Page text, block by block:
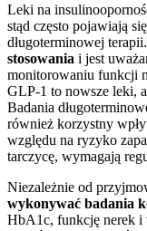
Leki na
stąd często pojawiają
długoterminowej terapii.
stosowania i jest
monitorowaniu funkcji
GLP-1 to nowsze leki,
Badania
również korzystny
względu na ryzyko
tarczycę, wymagają
Niezależnie od
wykonywać badania
HbA1c, funkcję nerek i